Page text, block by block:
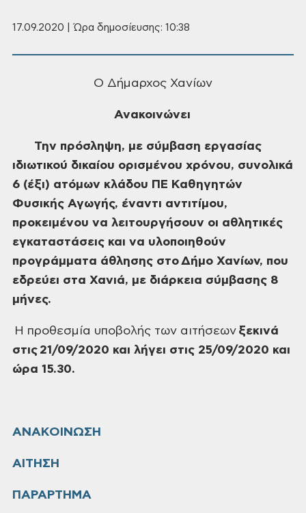
17.09.2020 | Ώρα δημοσίευσης: 10:38
Ο Δήμαρχος Χανίων
Ανακοινώνει
Την πρόσληψη, με σύμβαση εργασίας
ιδιωτικού δικαίου ορισμένου χρόνου, συνολικά
6 (έξι) ατόμων κλάδου ΠΕ Καθηγητών
Φυσικής Αγωγής, έναντι αντιτίμου,
προκειμένου να λειτουργήσουν οι αθλητικές
εγκαταστάσεις και να υλοποιηθούν
προγράμματα άθλησης στοΔήμο Χανίων, που
εδρεύει στα Χανιά, με διάρκεια σύμβασης 8
μήνες.
Η προθεσμία υποβολής των αιτήσεων ξεκινά
στις 21/09/2020 και λήγει στις 25/09/2020 και
ώρα 15.30.
ΑΝΑΚΟΙΝΩΣΗ
ΑΙΤΗΣΗ
ΠΑΡΑΡΤΗΜΑ